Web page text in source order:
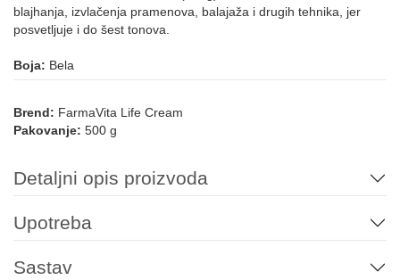
blajhanja, izvlačenja pramenova, balajaža i drugih tehnika, jer
posvetljuje i do šest tonova.
Boja: Bela
Brend: FarmaVita Life Cream
Pakovanje: 500 g
Detaljni opis proizvoda
Upotreba
Sastav